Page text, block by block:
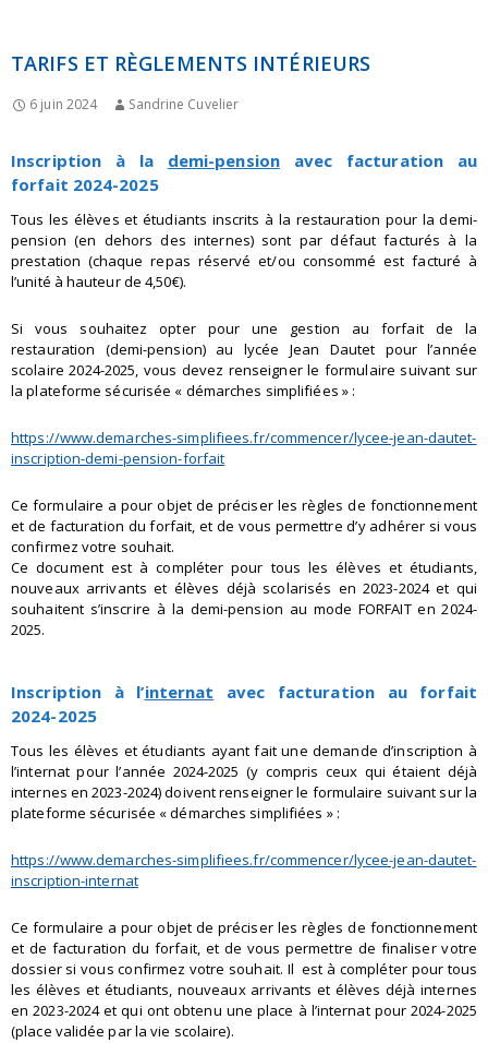
TARIFS ET RÈGLEMENTS INTÉRIEURS
6 juin 2024 Sandrine Cuvelier
Inscription à la demi-pensionavec facturation au
forfait 2024-2025
Tous les élèves et étudiants inscrits à la restauration pour la demi-
pension (en dehors des internes) sont par défaut facturés à la
prestation (chaque repas réservé et/ou consommé est facturé à
l’unité à hauteur de 4,50€).
Si vous souhaitez opter pour une gestion au forfait de la
restauration (demi-pension) au lycée Jean Dautet pour l’année
scolaire 2024-2025, vous devez renseigner le formulaire suivant sur
la plateforme sécurisée « démarches simplifiées » :
https://www.demarches-simplifiees.fr/commencer/lycee-jean-dautet-
inscription-demi-pension-forfait
Ce formulaire a pour objet de préciser les règles de fonctionnement
et de facturation du forfait, et de vous permettre d’y adhérer si vous
confirmez votre souhait.
Ce document est à compléter pour tous les élèves et étudiants,
nouveaux arrivants et élèves déjà scolarisés en 2023-2024 et qui
souhaitent s’inscrire à la demi-pension au mode FORFAIT en 2024-
2025.
Inscription à l’internat avec facturation au forfait
2024-2025
Tous les élèves et étudiants ayant fait une demande d’inscription à
l’internat pour l’année 2024-2025 (y compris ceux qui étaient déjà
internes en 2023-2024) doivent renseigner le formulaire suivant sur la
plateforme sécurisée « démarches simplifiées » :
https://www.demarches-simplifiees.fr/commencer/lycee-jean-dautet-
inscription-internat
Ce formulaire a pour objet de préciser les règles de fonctionnement
et de facturation du forfait, et de vous permettre de finaliser votre
dossier si vous confirmez votre souhait. Il est à compléter pour tous
les élèves et étudiants, nouveaux arrivants et élèves déjà internes
en 2023-2024 et qui ont obtenu une place à l’internat pour 2024-2025
(place validée par la vie scolaire).